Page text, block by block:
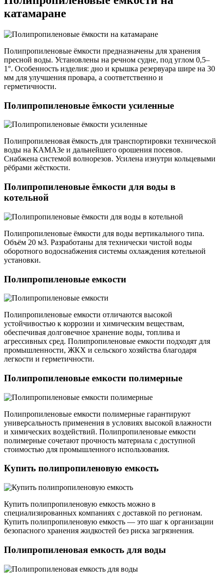
катамаране
Полипропиленовые ёмкости предназначены для хранения
пресной воды. Установлены на речном судне, под углом 0,5–
1°. Особенность изделия: дно и крышка резервуара шире на 30
мм для улучшения провара, а соответственно и
герметичности.
Полипропиленовые ёмкости усиленные
Полипропиленовая ёмкость для транспортировки технической
воды на КАМАЗе и дальнейшего орошения посевов.
Снабжена системой волнорезов. Усилена изнутри кольцевыми
рёбрами жёсткости.
Полипропиленовые ёмкости для воды в
котельной
Полипропиленовые ёмкости для воды вертикального типа.
Объём 20 м3. Разработаны для технически чистой воды
оборотного водоснабжения системы охлаждения котельной
установки.
Полипропиленовые емкости
Полипропиленовые емкости отличаются высокой
устойчивостью к коррозии и химическим веществам,
обеспечивая долговечное хранение воды, топлива и
агрессивных сред. Полипропиленовые емкости подходят для
промышленности, ЖКХ и сельского хозяйства благодаря
легкости и герметичности.
Полипропиленовые емкости полимерные
Полипропиленовые емкости полимерные гарантируют
универсальность применения в условиях высокой влажности
и химических воздействий. Полипропиленовые емкости
полимерные сочетают прочность материала с доступной
стоимостью для промышленного использования.
Купить полипропиленовую емкость
Купить полипропиленовую емкость можно в
специализированных компаниях с доставкой по регионам.
Купить полипропиленовую емкость — это шаг к организации
безопасного хранения жидкостей без риска загрязнения.
Полипропиленовая емкость для воды